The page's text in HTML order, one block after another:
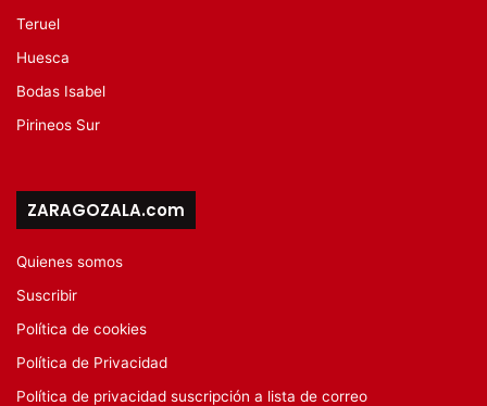
Teruel
Huesca
Bodas Isabel
Pirineos Sur
ZARAGOZALA.com
Quienes somos
Suscribir
Política de cookies
Política de Privacidad
Política de privacidad suscripción a lista de correo